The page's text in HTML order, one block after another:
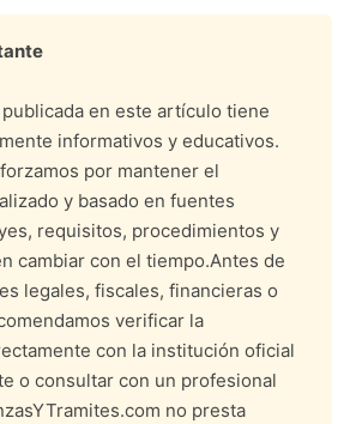
en este artículo tiene
informativos y educativos.
por mantener el
y basado en fuentes
requisitos, procedimientos y
cambiar con el tiempo.Antes de
legales, fiscales, financieras o
verificar la
con la institución oficial
o consultar con un profesional
no presta